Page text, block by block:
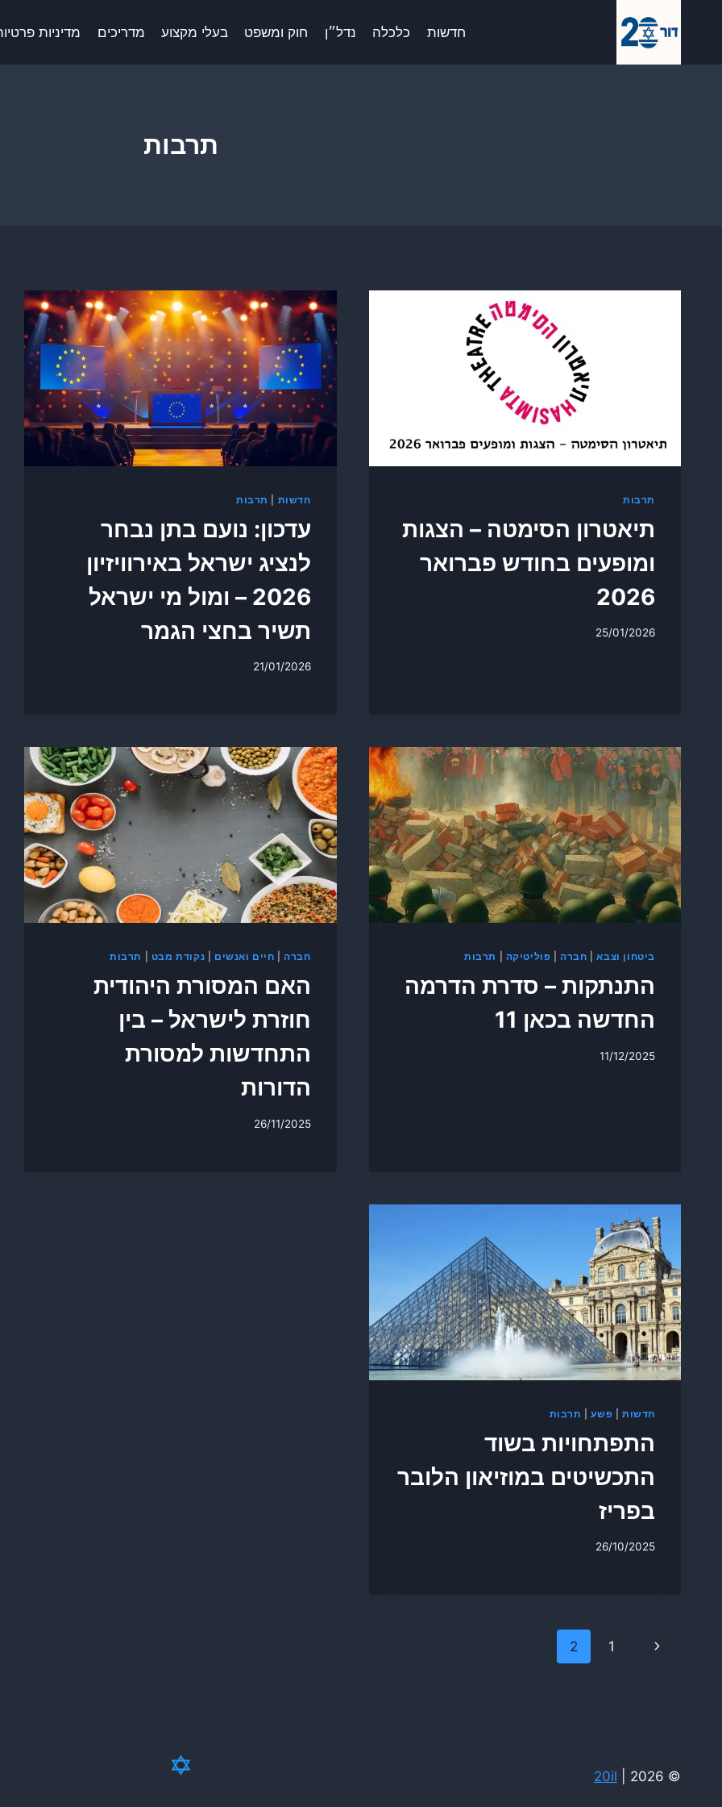
חדשות כלכלה נדל״ן חוק ומשפט בעלי מקצוע מדריכים מדיניות
תרבות
תרבות
תיאטרון הסימטה – הצגות
ומופעים בחודש פברואר
2026
25/01/2026
חדשות תרבות
עדכון: נועם בתן נבחר
לנציג ישראל באירוויזיון
2026 – ומול מי ישראל
תשיר בחצי הגמר
21/01/2026
ביטחון וצבא| חברה פוליטיקה תרבות
התנתקות – סדרת הדרמה
החדשה בכאן 11
11/12/2025
חברה חיים ואנשים נקודת מבט תרבות
האם המסורת היהודית
חוזרת לישראל – בין
התחדשות למסורת
הדורות
26/11/2025
חדשות| פשע| תרבות
התפתחויות בשוד
התכשיטים במוזיאון הלובר
בפריז
26/10/2025
Page
Previous
1
2
© 2026 |
20il